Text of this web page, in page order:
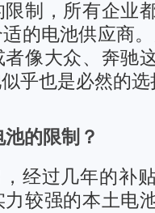
制，所有企业
的电池供应商
像大众、奔驰
乎也是必然的选
的限制？
经过几年的补
较强的本土电